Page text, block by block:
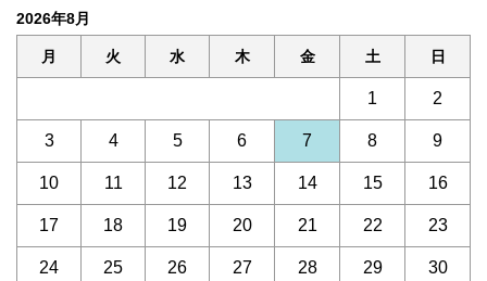
2026年8月
月 火 水 木 金 土 日
1 2
3 4 5 6 7 8 9
10 11 12 13 14 15 16
17 18 19 20 21 22 23
24 25 26 27 28 29 30